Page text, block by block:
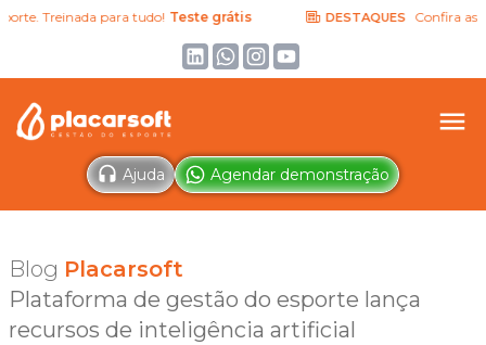
Treinada para tudo! Teste grátis DESTAQUES Confira as
Ajuda Agendar demonstração
Blog Placarsoft
Plataforma de gestão do esporte lança
recursos de inteligência artificial